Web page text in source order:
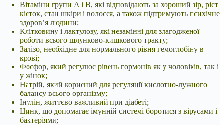
Вітаміни групи А і В, які відповідають за хороший зір, ріст
кісток, стан шкіри і волосся, а також підтримують психічне
здоров’я людини;
Клітковину і лактулозу, які незамінні для злагодженої
роботи всього шлунково-кишкового тракту;
Залізо, необхідне для нормального рівня гемоглобіну в
крові;
Фосфор, який регулює рівень гормонів як у чоловіків, так і
у жінок;
Натрій, який корисний для регуляції кислотно-лужного
балансу всього організму;
Інулін, життєво важливий при діабеті;
Цинк, що допомагає імунній системі боротися з вірусами і
бактеріями;